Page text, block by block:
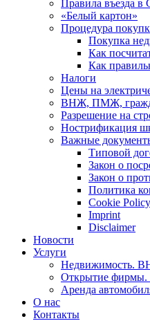
Правила въезда в
«Белый картон»
Процедура
Покупка
Как
Как
Налоги
Цены на
ВНЖ, ПМЖ,
Разрешение на
Нострификация
Важные
Типовой
Закон о
Закон о
Политика
Cookie
Imprint
Disclaimer
Новости
Услуги
Недвижимость.
Открытие
Аренда
О нас
Контакты